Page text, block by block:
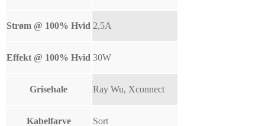
Strøm @ 100% Hvid 2,5A
Effekt @ 100% Hvid 30W
Grisehale Ray Wu, Xconnect
Kabelfarve Sort